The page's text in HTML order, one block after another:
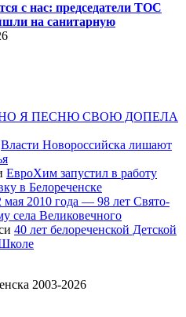
с нас: председатели ТОС
на санитарную
Я ПЕСНЮ СВОЮ ДОПЕЛА
Власти Новороссийска лишают
ЕвроХим запустил в работу
в Белореченске
мая 2010 года — 98 лет Свято-
села Великовечного
40 лет белореченской Детской
2003-2026